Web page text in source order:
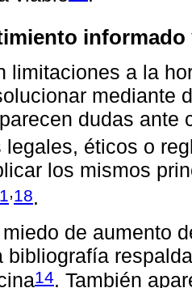
informado
limitaciones a la
mediante
dudas ante
legales, éticos o
los mismos
,18.
de aumento
bibliografía
14. También